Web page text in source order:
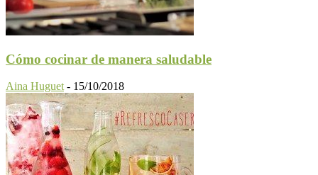
Cómo cocinar de manera saludable
Aina Huguet - 15/10/2018